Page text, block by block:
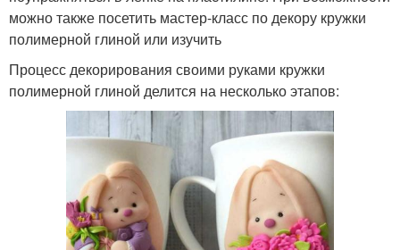
можно также посетить мастер-класс по декору кружки
полимерной глиной или изучить
Процесс декорирования своими руками кружки
полимерной глиной делится на несколько этапов: